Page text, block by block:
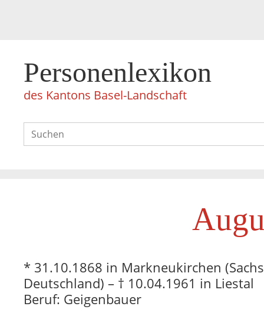
Personenlexikon
des Kantons Basel-Landschaft
* 31.10.1868 in Markneukirchen
Deutschland) – † 10.04.1961 in Liestal
Beruf: Geigenbauer